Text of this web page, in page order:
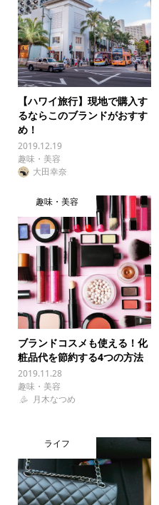
【ハワイ旅行】現地で購入す
るならこのブランドがおすす
め！
2019.12.19
趣味・美容
大田幸奈
趣味・美容
ブランドコスメも使える！化
粧品代を節約する4つの方法
2019.11.28
趣味・美容
月木なつめ
ライフ